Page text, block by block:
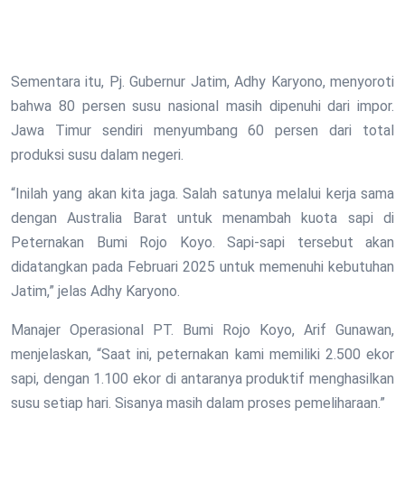
Sementara itu, Pj. Gubernur Jatim, Adhy Karyono, menyoroti
bahwa 80 persen susu nasional masih dipenuhi dari impor.
Jawa Timur sendiri menyumbang 60 persen dari total
produksi susu dalam negeri.
“Inilah yang akan kita jaga. Salah satunya melalui kerja sama
dengan Australia Barat untuk menambah kuota sapi di
Peternakan Bumi Rojo Koyo. Sapi-sapi tersebut akan
didatangkan pada Februari 2025 untuk memenuhi kebutuhan
Jatim,” jelas Adhy Karyono.
Manajer Operasional PT. Bumi Rojo Koyo, Arif Gunawan,
menjelaskan, “Saat ini, peternakan kami memiliki 2.500 ekor
sapi, dengan 1.100 ekor di antaranya produktif menghasilkan
susu setiap hari. Sisanya masih dalam proses pemeliharaan.”